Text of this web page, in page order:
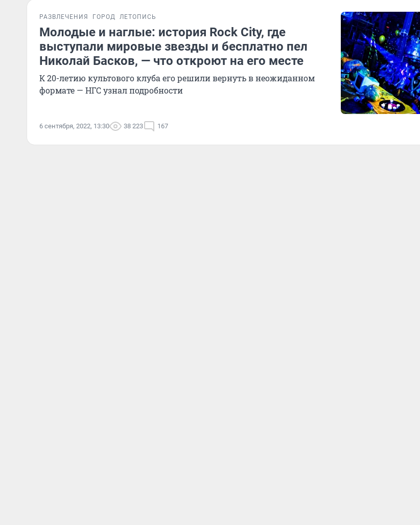
РАЗВЛЕЧЕНИЯ ГОРОД ЛЕТОПИСЬ
Молодые и наглые: история Rock City, где
выступали мировые звезды и бесплатно пел
Николай Басков, — что откроют на его месте
К 20-летию культового клуба его решили вернуть в неожиданном
формате — НГС узнал подробности
6 сентября, 2022, 13:30 38 223 167